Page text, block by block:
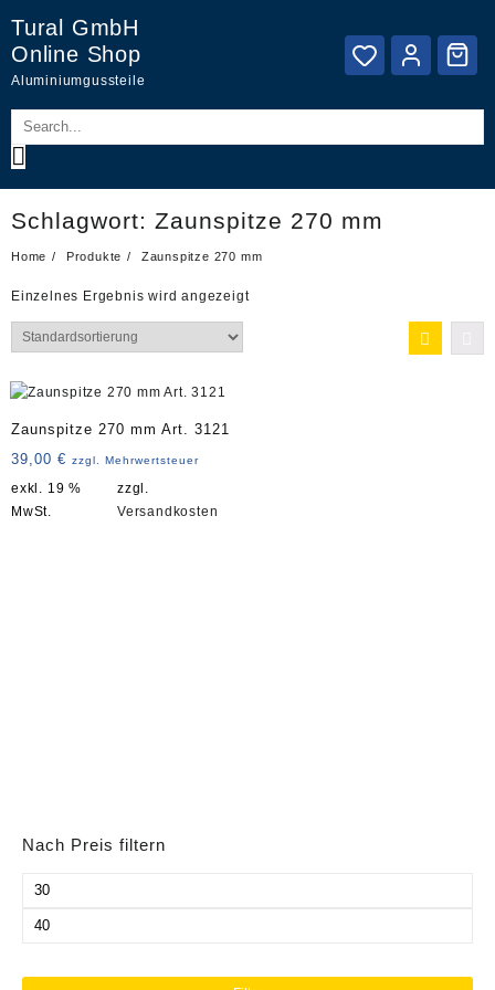
content
Tural GmbH
Online Shop
Aluminiumgussteile
Schlagwort: Zaunspitze 270 mm
Home Produkte Zaunspitze 270 mm
Einzelnes Ergebnis wird angezeigt
Zaunspitze 270 mm Art. 3121
39,00 € zzgl. Mehrwertsteuer
exkl. 19 %
MwSt.
zzgl.
Versandkosten
Nach Preis filtern
Min.
Max.